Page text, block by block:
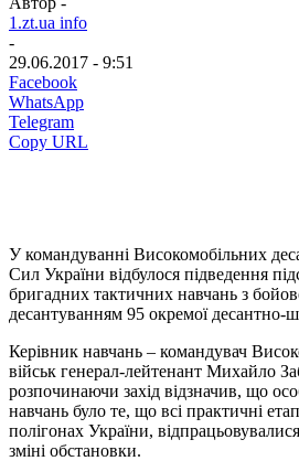
1.zt.ua info
-
29.06.2017 - 9:51
Facebook
WhatsApp
Telegram
Copy URL
У командуванні Високомобільних
Сил України відбулося підведення
бригадних тактичних навчань з
десантуванням 95 окремої десантно-
Керівник навчань – командувач
військ генерал-лейтенант Михайло
розпочинаючи захід відзначив, що
навчань було те, що всі практичні
полігонах України, відпрацьовувалися
зміні обстановки.